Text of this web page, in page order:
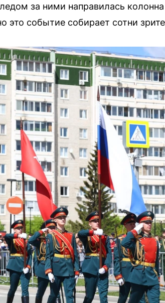
за ними направилась
это событие собирает сотни